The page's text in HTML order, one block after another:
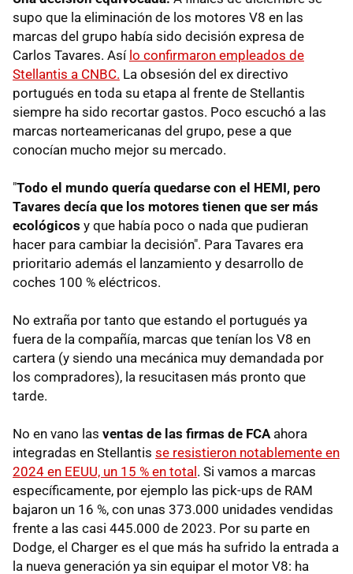
supo que la eliminación de los motores V8 en las
marcas del grupo había sido decisión expresa de
Carlos Tavares. Así lo confirmaron empleados de
Stellantis a CNBC. La obsesión del ex directivo
portugués en toda su etapa al frente de Stellantis
siempre ha sido recortar gastos. Poco escuchó a las
marcas norteamericanas del grupo, pese a que
conocían mucho mejor su mercado.
"Todo el mundo quería quedarse con el HEMI, pero
Tavares decía que los motores tienen que ser más
ecológicos y que había poco o nada que pudieran
hacer para cambiar la decisión". Para Tavares era
prioritario además el lanzamiento y desarrollo de
coches 100 % eléctricos.
No extraña por tanto que estando el portugués ya
fuera de la compañía, marcas que tenían los V8 en
cartera (y siendo una mecánica muy demandada por
los compradores), la resucitasen más pronto que
tarde.
No en vano las ventas de las firmas de FCA ahora
integradas en Stellantis se resistieron notablemente en
2024 en EEUU, un 15 % en total. Si vamos a marcas
específicamente, por ejemplo las pick-ups de RAM
bajaron un 16 %, con unas 373.000 unidades vendidas
frente a las casi 445.000 de 2023. Por su parte en
Dodge, el Charger es el que más ha sufrido la entrada a
la nueva generación ya sin equipar el motor V8: ha